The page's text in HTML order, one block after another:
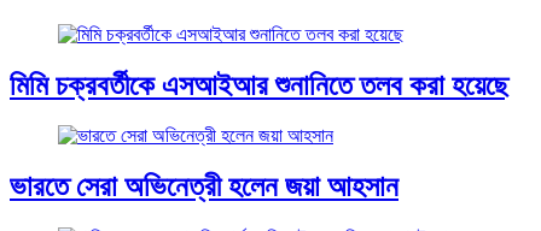
মিমি চক্রবর্তীকে এসআইআর শুনানিতে তলব করা হয়েছে
ভারতে সেরা অভিনেত্রী হলেন জয়া আহসান